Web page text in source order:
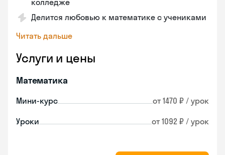
колледже
Делится любовью к математике с учениками
Читать дальше
Услуги и цены
Математика
Мини-курс от 1470 ₽ / урок
Уроки от 1092 ₽ / урок